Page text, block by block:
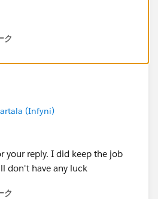
ク
(Infyni)
your reply. I did keep the job
don't have any luck
ク